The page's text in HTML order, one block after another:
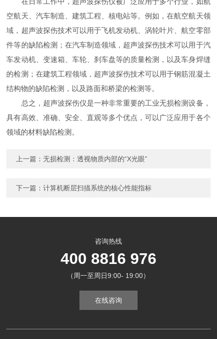
空航天、汽车制造、建筑工程、核电站等。例如，在航空航天领
域，超声波探伤技术可以用于飞机发动机、涡轮叶片、航空零部
件等的缺陷检测；在汽车制造领域，超声波探伤技术可以用于汽
车发动机、变速箱、车轮、刹车盘等的质量检测，以及车身焊缝
的检测；在建筑工程领域，超声波探伤技术可以用于钢筋混凝土
结构物的缺陷检测，以及路面和桥梁的检测等。
总之，超声波探伤仪是一种非常重要的工业无损检测设备，
具有高效、准确、安全、直观等多个优点，可以广泛应用于各个
领域的材料缺陷检测。
上一篇：无损检测：透视物质内部的“X光眼”
下一篇：计算机断层扫描系统的核心性能指标
咨询热线
400 8816 976
（周一至周日9:00- 19:00）
在线咨询